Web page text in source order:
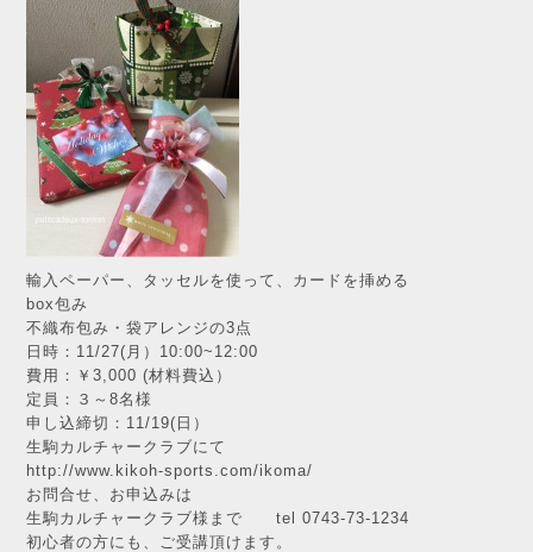
輸入ペーパー、タッセルを使って、カードを挿める
box包み
不織布包み・袋アレンジの3点
日時：11/27(月）10:00~12:00
費用：￥3,000 (材料費込）
定員：３～8名様
申し込締切：11/19(日）
生駒カルチャークラブにて
http://www.kikoh-sports.com/ikoma/
お問合せ、お申込みは
生駒カルチャークラブ様まで tel 0743-73-1234
初心者の方にも、ご受講頂けます。